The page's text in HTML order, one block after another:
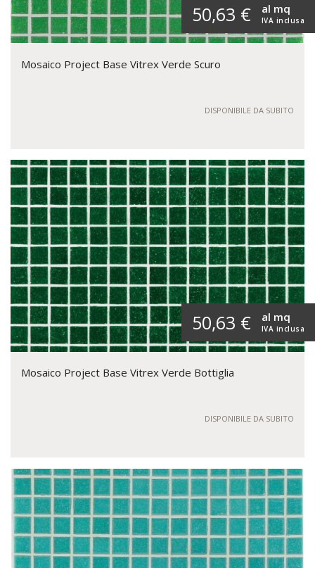
50,63 € IVA inclusa
al mq
Mosaico Project Base Vitrex Verde Scuro
DISPONIBILE DA SUBITO
50,63 € IVA inclusa
al mq
Mosaico Project Base Vitrex Verde Bottiglia
DISPONIBILE DA SUBITO